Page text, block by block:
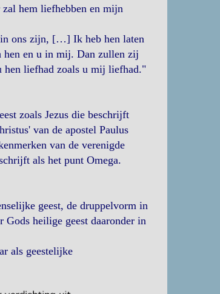
hem liefhebben en mijn
ons zijn, […] Ik heb hen laten
hen en u in mij. Dan zullen zij
hen liefhad zoals u mij liefhad."
zoals Jezus die beschrijft
van de apostel Paulus
van de verenigde
als het punt Omega.
geest, de druppelvorm in
Gods heilige geest daaronder in
als geestelijke